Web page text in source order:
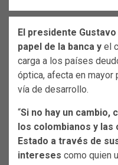
El presidente
papel de la banca y el
carga a los países
óptica, afecta en mayor
vía de desarrollo.
“Si no hay un cambio,
los colombianos y las
Estado a través de
intereses como quien